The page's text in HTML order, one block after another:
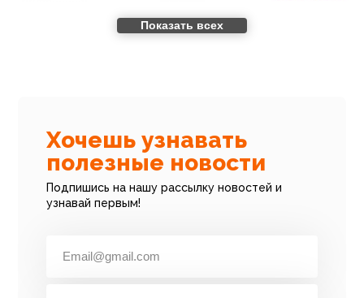
Показать всех
Хочешь узнавать
полезные новости
Подпишись на нашу рассылку новостей и
узнавай первым!